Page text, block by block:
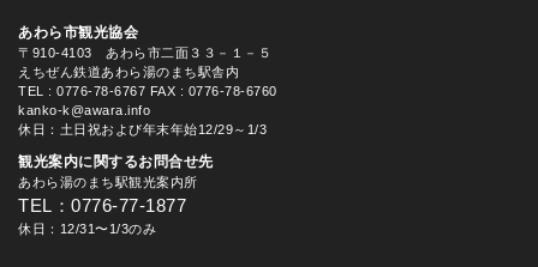
あわら市観光協会
〒910-4103 あわら市二面３３－１－５
えちぜん鉄道あわら湯のまち駅舎内
TEL
: 0776-78-6767 FAX : 0776-78-6760
kanko-k@awara.info
休日：土日祝および年末年始12/29～1/3
観光案内に関するお問合せ先
あわら湯のまち駅観光案内所
TEL：0776-77-1877
休日：12/31〜1/3のみ